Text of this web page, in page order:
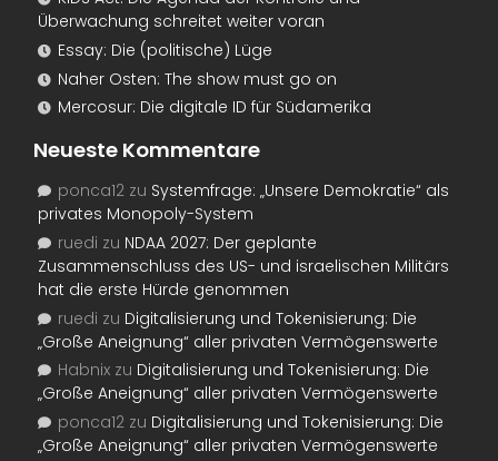
Überwachung schreitet weiter voran
Essay: Die (politische) Lüge
Naher Osten: The show must go on
Mercosur: Die digitale ID für Südamerika
Neueste Kommentare
ponca12 zu Systemfrage: „Unsere Demokratie“ als
privates Monopoly-System
ruedi zu NDAA 2027: Der geplante
Zusammenschluss des US- und israelischen Militärs
hat die erste Hürde genommen
ruedi zu Digitalisierung und Tokenisierung: Die
„Große Aneignung“ aller privaten Vermögenswerte
Habnix zu Digitalisierung und Tokenisierung: Die
„Große Aneignung“ aller privaten Vermögenswerte
ponca12 zu Digitalisierung und Tokenisierung: Die
„Große Aneignung“ aller privaten Vermögenswerte